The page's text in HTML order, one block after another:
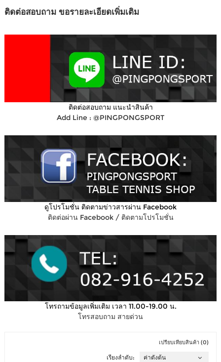
ติดต่อสอบถาม ขอรายละเอียดเพิ่มเติม
ติดต่อสอบถาม แนะนำสินค้า
Add Line : @PINGPONGSPORT
ดูโปรโมชั่น ติดตามข่าวสารผ่าน Facebook
ติดต่อผ่าน Facebook / ติดตามโปรโมชั่น
โทรถามข้อมูลเพิ่มเติม เวลา 11.00-19.00 น.
โทรสอบถาม สายด่วน
เปรียบเทียบสินค้า (0)
เรียงลำดับ: